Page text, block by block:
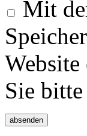
Mit
Sie